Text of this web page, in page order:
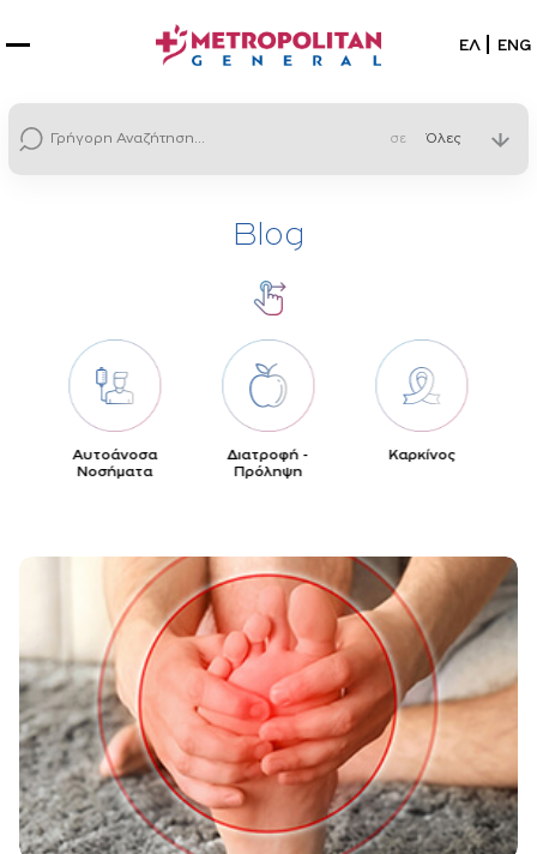
ΕΛ ENG
σε
Blog
Αυτοάνοσα
Νοσήματα
Διατροφή -
Πρόληψη
Καρκίνος